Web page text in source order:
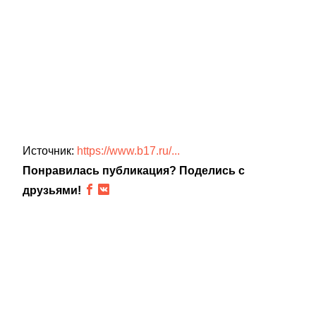
Источник: https://www.b17.ru/...
Понравилась публикация? Поделись с
друзьями!